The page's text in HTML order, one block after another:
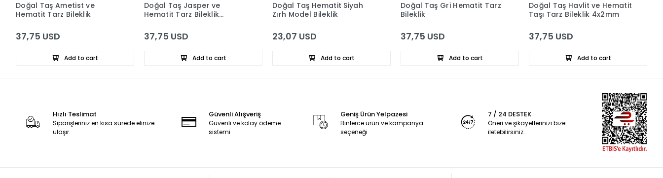
Doğal Taş Ametist ve
Hematit Tarz Bileklik
37,75 USD
Add to cart
Doğal Taş Jasper ve
Hematit Tarz Bileklik
37,75 USD
Add to cart
Doğal Taş Hematit Siyah
Zırh Model Bileklik
23,07 USD
Add to cart
Doğal Taş Gri Hematit Tarz
Bileklik
37,75 USD
Add to cart
Doğal Taş Havlit ve Hematit
Taşı Tarz Bileklik 4x2mm
37,75 USD
Add to cart
Hızlı Teslimat
Siparişleriniz en kısa sürede elinize
ulaşır.
Güvenli Alışveriş
Güvenli ve kolay ödeme
sistemi
Geniş Ürün Yelpazesi
Binlerce ürün ve kampanya
seçeneği
7 / 24 DESTEK
Öneri ve şikayetlerinizi bize
iletebilirsiniz.